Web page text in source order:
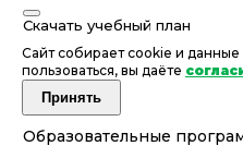
Скачать учебный план
Сайт собирает cookie и
пользоваться, вы даёте
Принять
Образовательные